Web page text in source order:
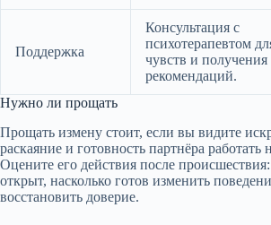
Поддержка
Консультация с
психотерапевтом
чувств и получения
рекомендаций.
Нужно ли прощать
Прощать измену стоит, если вы видите
раскаяние и готовность партнёра работать
Оцените его действия после
открыт, насколько готов изменить
восстановить доверие.